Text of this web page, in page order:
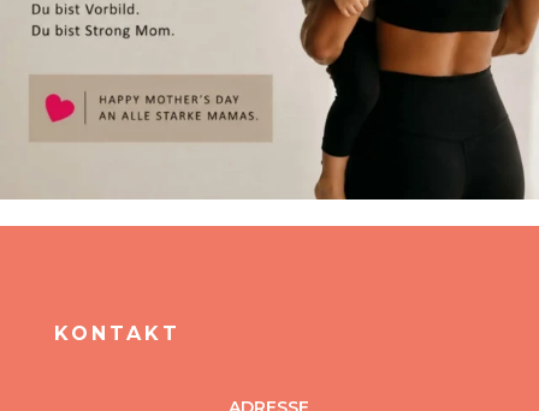
KONTAKT